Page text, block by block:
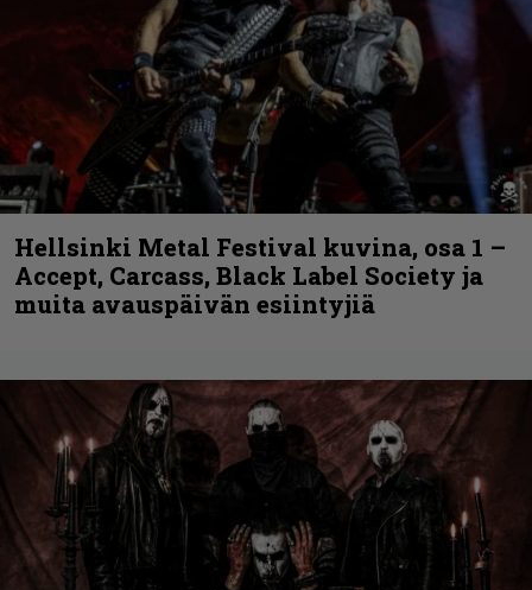
Hellsinki Metal Festival kuvina, osa 1 –
Accept, Carcass, Black Label Society ja
muita avauspäivän esiintyjiä